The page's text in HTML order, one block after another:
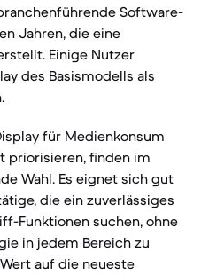
Software-
Jahren, die eine
Einige Nutzer
des Basismodells als
für Medienkonsum
priorisieren, finden im
Wahl. Es eignet sich gut
die ein zuverlässiges
Funktionen suchen, ohne
in jedem Bereich zu
auf die neueste